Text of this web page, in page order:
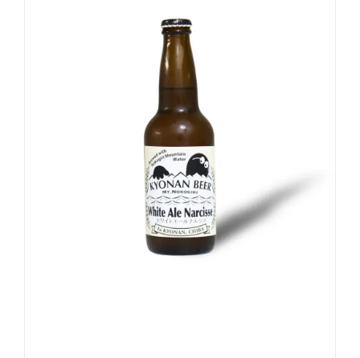
お買い物カゴに追加
詳細